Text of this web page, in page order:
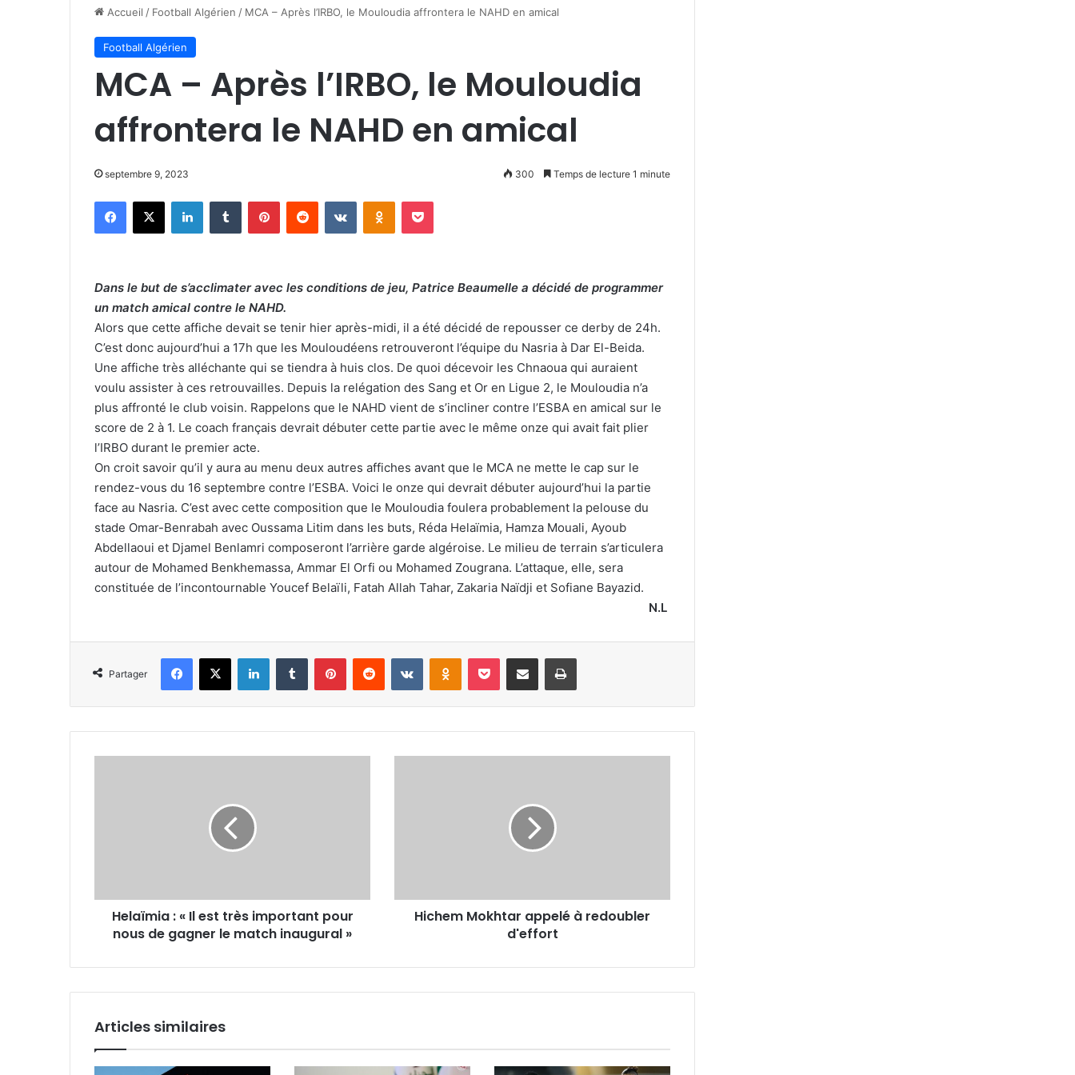
Accueil / Football Algérien / MCA – Après l’IRBO, le Mouloudia affrontera le NAHD en amical
Football Algérien
MCA – Après l’IRBO, le Mouloudia
affrontera le NAHD en amical
septembre 9, 2023 300 Temps de lecture 1 minute
Facebook
X LinkedinTumblr PinterestReddit VKontakteOdnoklassniki
Pocket
Dans le but de s’acclimater avec les conditions de jeu, Patrice Beaumelle a décidé de programmer
un match amical contre le NAHD.
Alors que cette affiche devait se tenir hier après-midi, il a été décidé de repousser ce derby de 24h.
C’est donc aujourd’hui a 17h que les Mouloudéens retrouveront l’équipe du Nasria à Dar El-Beida.
Une affiche très alléchante qui se tiendra à huis clos. De quoi décevoir les Chnaoua qui auraient
voulu assister à ces retrouvailles. Depuis la relégation des Sang et Or en Ligue 2, le Mouloudia n’a
plus affronté le club voisin. Rappelons que le NAHD vient de s’incliner contre l’ESBA en amical sur le
score de 2 à 1. Le coach français devrait débuter cette partie avec le même onze qui avait fait plier
l’IRBO durant le premier acte.
On croit savoir qu’il y aura au menu deux autres affiches avant que le MCA ne mette le cap sur le
rendez-vous du 16 septembre contre l’ESBA. Voici le onze qui devrait débuter aujourd’hui la partie
face au Nasria. C’est avec cette composition que le Mouloudia foulera probablement la pelouse du
stade Omar-Benrabah avec Oussama Litim dans les buts, Réda Helaïmia, Hamza Mouali, Ayoub
Abdellaoui et Djamel Benlamri composeront l’arrière garde algéroise. Le milieu de terrain s’articulera
autour de Mohamed Benkhemassa, Ammar El Orfi ou Mohamed Zougrana. L’attaque, elle, sera
constituée de l’incontournable Youcef Belaïli, Fatah Allah Tahar, Zakaria Naïdji et Sofiane Bayazid.
N.L
Partager
Facebook
X LinkedinTumblr PinterestReddit VKontakteOdnoklassniki
Pocket Partager par email Imprimer
nous
gagner
match
Helaïmia : « Il est très important pour
nous de gagner le match inaugural »
Hichem Mokhtar appelé à redoubler
d'effort
Articles similaires